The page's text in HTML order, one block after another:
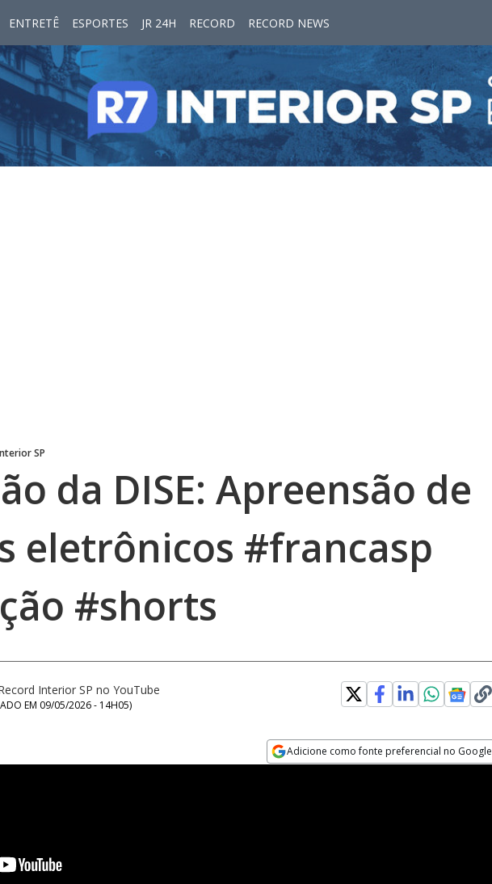
ENTRETÊ ESPORTES JR 24H RECORD RECORD NEWS
SP
da DISE: Apreensão de
eletrônicos #francasp
#shorts
Interior SP no YouTube
EM 09/05/2026 - 14H05)
Adicione como fonte preferencial no Google